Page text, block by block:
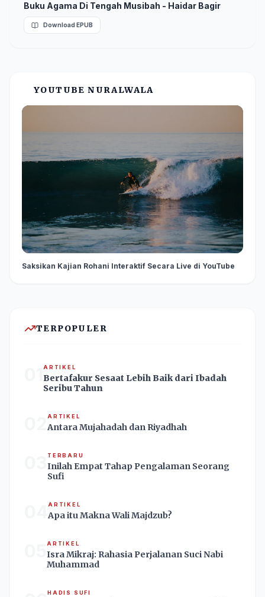
Buku Agama Di Tengah Musibah - Haidar Bagir
Download EPUB
YOUTUBE NURALWALA
Saksikan Kajian Rohani Interaktif Secara Live di YouTube
TERPOPULER
ARTIKEL
Bertafakur Sesaat Lebih Baik dari Ibadah
Seribu Tahun
ARTIKEL
Antara Mujahadah dan Riyadhah
TERBARU
Inilah Empat Tahap Pengalaman Seorang
Sufi
ARTIKEL
Apa itu Makna Wali Majdzub?
ARTIKEL
Isra Mikraj: Rahasia Perjalanan Suci Nabi
Muhammad
HADIS SUFI